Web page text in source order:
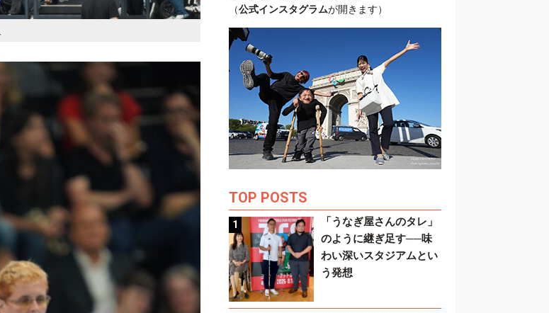
（公式インスタグラムが開きます）
TOP POSTS
「うなぎ屋さんのタレ」
のように継ぎ足す──味
わい深いスタジアムとい
う発想